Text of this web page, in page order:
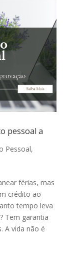
pessoal a
Pessoal,
férias, mas
crédito ao
tempo leva
Tem garantia
A vida não é